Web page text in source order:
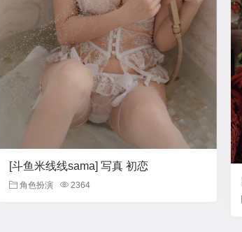
[斗鱼米线线sama] 写真 初恋
角色扮演 2364